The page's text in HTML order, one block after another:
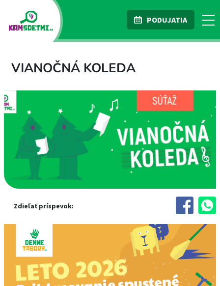
PODUJATIA
VIANOČNÁ KOLEDA
Zdieľať príspevok: